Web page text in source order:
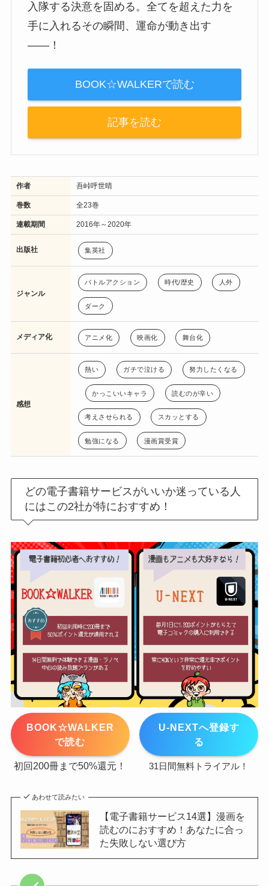
入隊する決意を固める。全てを超えた力を
手に入れるその瞬間、運命が動き出す
――！
BOOK☆WALKERで読む
記事を読む
作者 吾峠呼世晴
巻数 全23巻
連載期間 2016年～2020年
出版社 集英社
ジャンル
バトルアクション 時代/歴史 人外
ダーク
メディア化 アニメ化 映画化 舞台化
感想
熱い ガチで泣ける 努力したくなる
かっこいいキャラ 読むのが辛い
考えさせられる スカッとする
勉強になる 漫画賞受賞
どの電子書籍サービスがいいか迷っている人
にはこの2社が特におすすめ！
BOOK☆WALKER
で読む
初回200冊まで50%還元！
U-NEXTへ登録す
る
31日間無料トライアル！
あわせて読みたい
【電子書籍サービス14選】漫画を
読むのにおすすめ！あなたに合っ
た失敗しない選び方